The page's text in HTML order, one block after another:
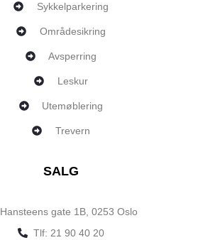
Sykkelparkering
Områdesikring
Avsperring
Leskur
Utemøblering
Trevern
SALG
Hansteens gate 1B, 0253 Oslo
Tlf: 21 90 40 20